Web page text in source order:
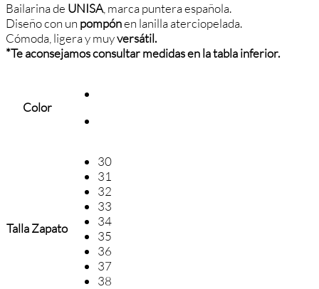
Bailarina de UNISA, marca puntera española.
Diseño con un pompónen lanilla aterciopelada.
Cómoda, ligera y muyversátil.
*Te aconsejamos consultar medidas en la tabla inferior.
Color
Talla Zapato
30
31
32
33
34
35
36
37
38